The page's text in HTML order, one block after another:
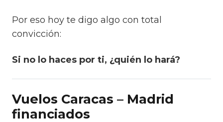
Por eso hoy te digo algo con total
convicción:
Si no lo haces por ti, ¿quién lo hará?
Vuelos Caracas – Madrid
financiados